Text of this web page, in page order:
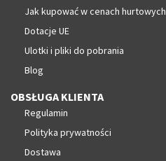
Jak kupować w cenach hurtowych
Dotacje UE
Ulotki i pliki do pobrania
Blog
OBSŁUGA KLIENTA
Regulamin
Polityka prywatności
Dostawa